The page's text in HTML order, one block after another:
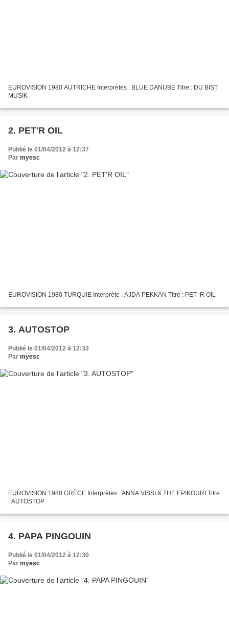
EUROVISION 1980 AUTRICHE Interprètes : BLUE DANUBE Titre : DU BIST
MUSIK
2. PET'R OIL
Publié le 01/04/2012 à 12:37
Par myesc
EUROVISION 1980 TURQUIE Interprète : AJDA PEKKAN Titre : PET ‘R OIL
3. AUTOSTOP
Publié le 01/04/2012 à 12:33
Par myesc
EUROVISION 1980 GRÈCE Interprètes : ANNA VISSI & THE EPIKOURI Titre
: AUTOSTOP
4. PAPA PINGOUIN
Publié le 01/04/2012 à 12:30
Par myesc